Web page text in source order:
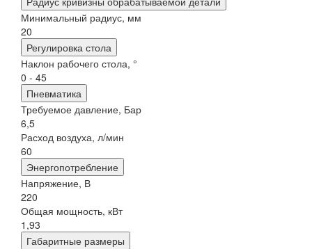
Минимальный радиус, мм
20
Регулировка стола
Наклон рабочего стола, °
0 - 45
Пневматика
Требуемое давление, Бар
6,5
Расход воздуха, л/мин
60
Энергопотребление
Напряжение, В
220
Общая мощность, кВт
1,93
Габаритные размеры